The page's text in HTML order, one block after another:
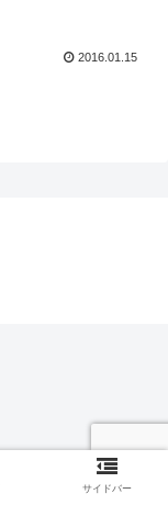
2016.01.15
サイドバー